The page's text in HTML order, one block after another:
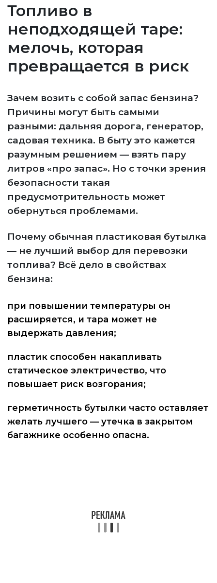
Топливо в
неподходящей таре:
мелочь, которая
превращается в риск
Зачем возить с собой запас бензина?
Причины могут быть самыми
разными: дальняя дорога, генератор,
садовая техника. В быту это кажется
разумным решением — взять пару
литров «про запас». Но с точки зрения
безопасности такая
предусмотрительность может
обернуться проблемами.
Почему обычная пластиковая бутылка
— не лучший выбор для перевозки
топлива? Всё дело в свойствах
бензина:
при повышении температуры он
расширяется, и тара может не
выдержать давления;
пластик способен накапливать
статическое электричество, что
повышает риск возгорания;
герметичность бутылки часто оставляет
желать лучшего — утечка в закрытом
багажнике особенно опасна.